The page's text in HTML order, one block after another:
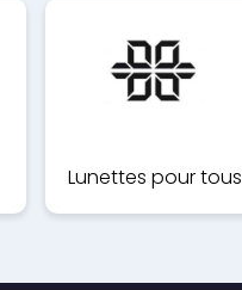
Lunettes pour tous